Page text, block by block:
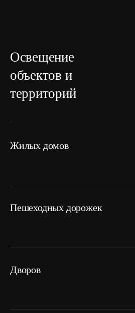
Освещение
объектов и
территорий
жилых домов
пешеходных дорожек
дворов